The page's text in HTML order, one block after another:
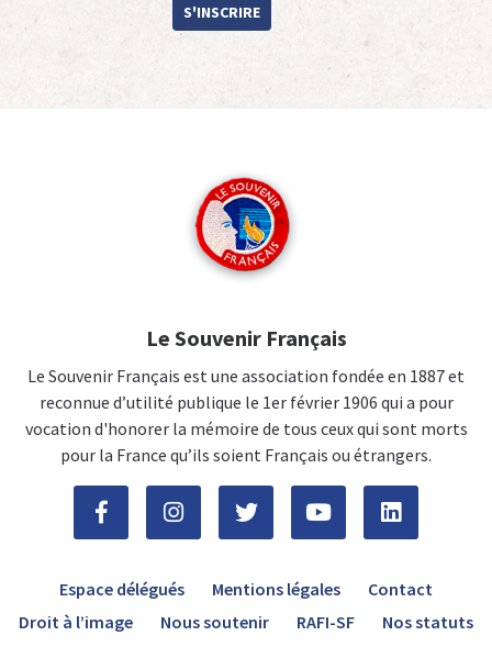
S'INSCRIRE
Le Souvenir Français
Le Souvenir Français est une association fondée en 1887 et
reconnue d’utilité publique le 1er février 1906 qui a pour
vocation d'honorer la mémoire de tous ceux qui sont morts
pour la France qu’ils soient Français ou étrangers.
Espace délégués Mentions légales
Contact
Droit à l’image
Nous soutenir RAFI-SF Nos statuts